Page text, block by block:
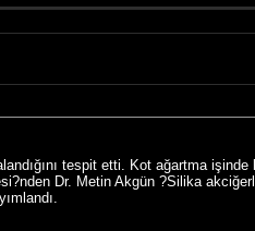
tespit etti. Kot ağartma işinde
Dr. Metin Akgün ?Silika